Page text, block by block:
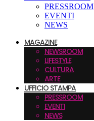
PRESSROOM
EVENTI
NEWS
MAGAZINE
NEWSROOM
LIFESTYLE
CULTURA
ARTE
UFFICIO STAMPA
PRESSROOM
EVENTI
NEWS